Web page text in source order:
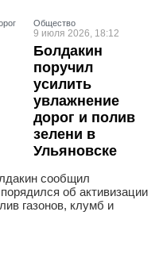
Общество
9 июля 2026, 18:12
Болдакин
поручил
усилить
увлажнение
дорог и полив
зелени в
Ульяновске
сообщил
об активизации
газонов, клумб и